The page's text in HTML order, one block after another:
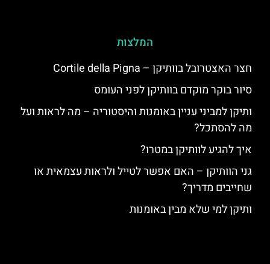
המלצות
חצר האצטרובל בוותיקן – Cortile della Pigna
סיור בוקר מוקדם בוותיקן לפני העומס
ותיקן למביני עניין באומנות והיסטוריה – מה לראות ועל
מה להסתכל?
איך להגיע לוותיקן במטרו?
גני הוותיקן – האם אפשר לטייל ולראות עצמאית או
שחייבים מדריך?
ותיקן למי שלא מבין באומנות